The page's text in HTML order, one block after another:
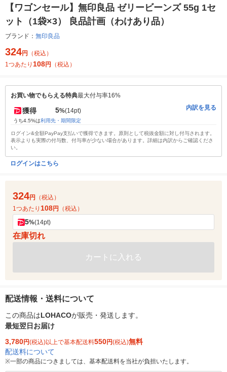
【ワゴンセール】無印良品 ゼリービーンズ 55g 1セ
ット（1袋×3） 良品計画（わけあり品）
ブランド： 無印良品
324円
（税込）
1つあたり 108円 （税込）
お買い物でもらえる特典最大付与率16%
獲得 5%(14pt)
うち4.5%は利用先・期間限定
内訳を見る
ログイン&全額PayPay支払いで獲得できます。原則として税抜金額に対し付与されます。
表示よりも実際の付与数、付与率が少ない場合があります。詳細は内訳からご確認くださ
い。
ログインはこちら
324円
（税込）
1つあたり 108円 （税込）
5%(14pt)
在庫切れ
カートに入れる
配送情報・送料について
この商品はLOHACOが販売・発送します。
最短翌日お届け
3,780円(税込)以上で基本配送料550円(税込)無料
配送料について
※一部の商品につきましては、基本配送料を当社が負担いたします。